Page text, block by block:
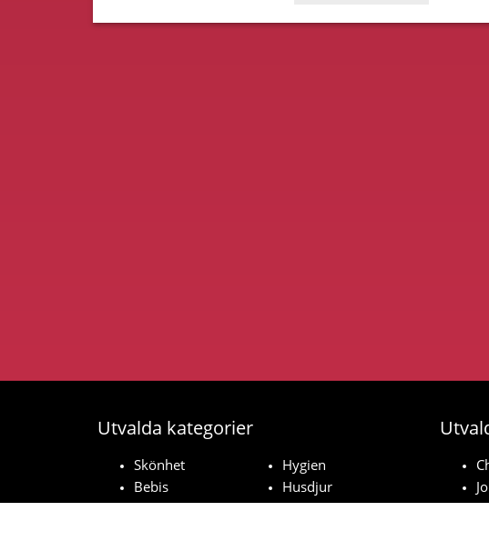
Utvalda kategorier
Skönhet
Hygien
Bebis
Husdjur
Hushåll